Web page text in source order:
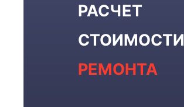
РАСЧЕТ
СТОИМОСТИ
РЕМОНТА